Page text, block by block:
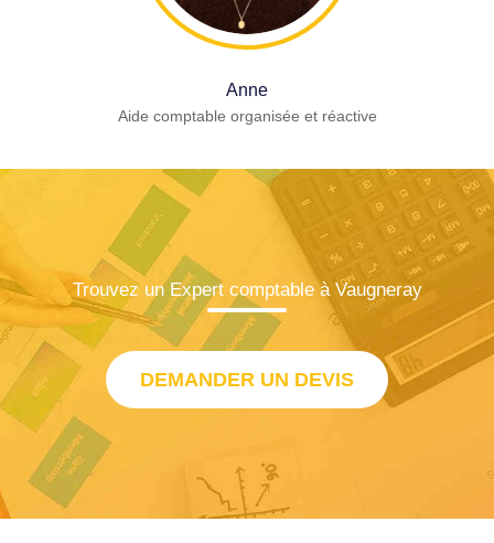
Anne
Aide comptable organisée et réactive
Trouvez un Expert comptable à Vaugneray
DEMANDER UN DEVIS